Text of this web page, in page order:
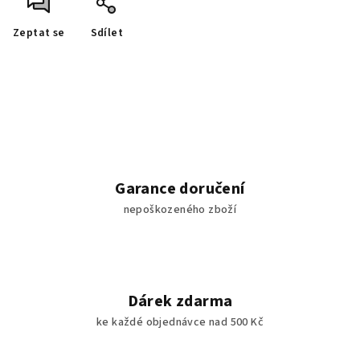
Zeptat se Sdílet
Garance doručení
nepoškozeného zboží
Dárek zdarma
ke každé objednávce nad 500 Kč